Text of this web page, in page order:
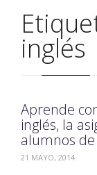
inglés
Aprende
inglés, la
alumnos de
21 MAYO, 2014